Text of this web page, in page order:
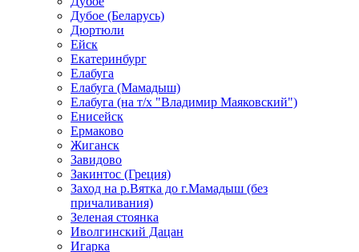
Дубое (Беларусь)
Дюртюли
Ейск
Екатеринбург
Елабуга
Елабуга (Мамадыш)
Елабуга (на т/х "Владимир Маяковский")
Енисейск
Ермаково
Жиганск
Завидово
Закинтос (Греция)
Заход на р.Вятка до г.Мамадыш (без
причаливания)
Зеленая стоянка
Иволгинский Дацан
Игарка